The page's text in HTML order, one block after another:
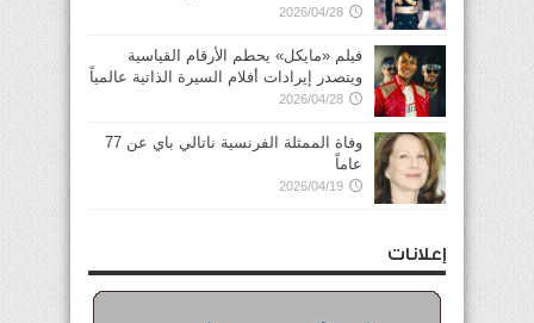
2026/04/28
فيلم «مايكل» يحطم الأرقام القياسية
ويتصدر إيرادات أفلام السيرة الذاتية عالمياً
2026/04/28
وفاة الممثلة الفرنسية ناتالي باي عن 77
عاماً
2026/04/19
إعلانات